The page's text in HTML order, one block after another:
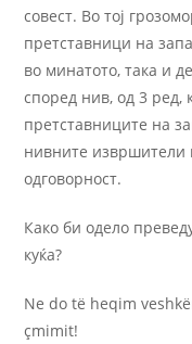
совест. Во тој
претставници на
во минатото, така и
според нив, од 3 ред,
претставниците на
нивните извршители
одговорност.
Како би одело
куќа?
Ne do të heqim
çmimit!